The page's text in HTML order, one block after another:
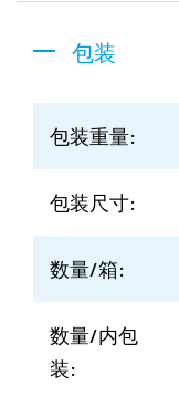
包装
包装重量:
包装尺寸:
数量/箱:
数量/内包
装: